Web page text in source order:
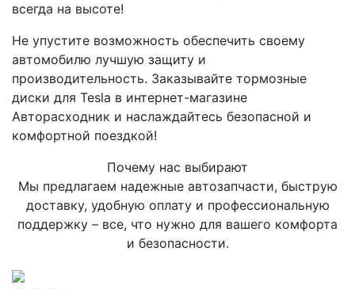
всегда на высоте!
Не упустите возможность обеспечить своему
автомобилю лучшую защиту и
производительность. Заказывайте тормозные
диски для Tesla в интернет-магазине
Авторасходник и наслаждайтесь безопасной и
комфортной поездкой!
Почему нас выбирают
Мы предлагаем надежные автозапчасти, быструю
доставку, удобную оплату и профессиональную
поддержку – все, что нужно для вашего комфорта
и безопасности.